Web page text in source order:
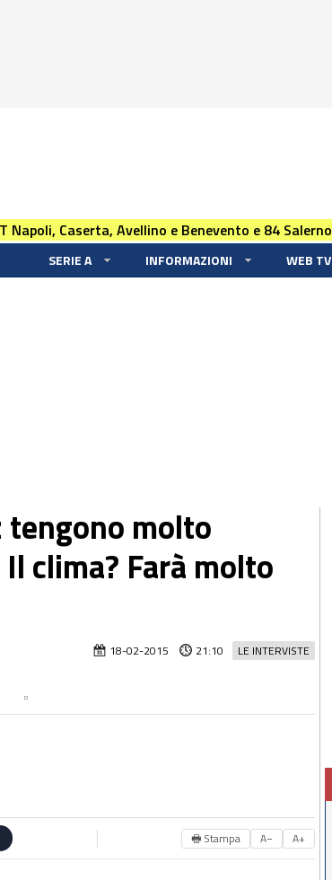
Napoli, Caserta, Avellino e Benevento e 84 Salerno
SERIE A INFORMAZIONI WEB TV
molto
clima? Farà molto
LE INTERVISTE
18-02-2015 21:10
🖶 Stampa A− A+